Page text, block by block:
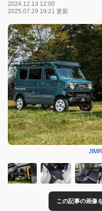
2024.12.13 12:00
2025.07.29 19:21 更新
この記事の画像